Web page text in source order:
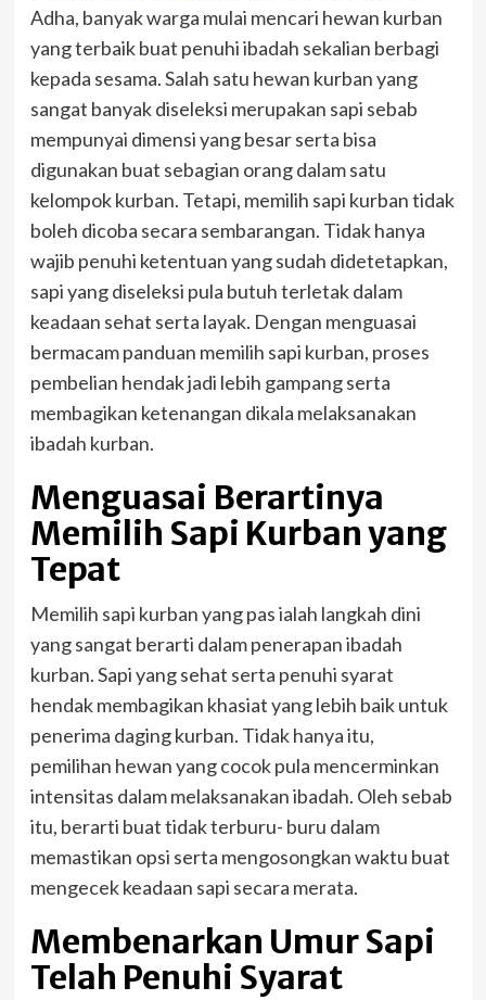
Adha, banyak warga mulai mencari hewan kurban
yang terbaik buat penuhi ibadah sekalian berbagi
kepada sesama. Salah satu hewan kurban yang
sangat banyak diseleksi merupakan sapi sebab
mempunyai dimensi yang besar serta bisa
digunakan buat sebagian orang dalam satu
kelompok kurban. Tetapi, memilih sapi kurban tidak
boleh dicoba secara sembarangan. Tidak hanya
wajib penuhi ketentuan yang sudah didetetapkan,
sapi yang diseleksi pula butuh terletak dalam
keadaan sehat serta layak. Dengan menguasai
bermacam panduan memilih sapi kurban, proses
pembelian hendak jadi lebih gampang serta
membagikan ketenangan dikala melaksanakan
ibadah kurban.
Menguasai Berartinya
Memilih Sapi Kurban yang
Tepat
Memilih sapi kurban yang pas ialah langkah dini
yang sangat berarti dalam penerapan ibadah
kurban. Sapi yang sehat serta penuhi syarat
hendak membagikan khasiat yang lebih baik untuk
penerima daging kurban. Tidak hanya itu,
pemilihan hewan yang cocok pula mencerminkan
intensitas dalam melaksanakan ibadah. Oleh sebab
itu, berarti buat tidak terburu- buru dalam
memastikan opsi serta mengosongkan waktu buat
mengecek keadaan sapi secara merata.
Membenarkan Umur Sapi
Telah Penuhi Syarat